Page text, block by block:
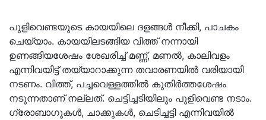
പുളിവെണ്ടയുടെ കായയിലെ ദളങ്ങള്‍ നീക്കി, പാചകം
ചെയ്യാം. കായയിലടങ്ങിയ വിത്ത് നന്നായി
ഉണങ്ങിയശേഷം ശേഖരിച്ച് മണ്ണ്, മണല്‍, കാലിവളം
എന്നിവയിട്ട് തയ്യാറാക്കുന്ന തവാരണയില്‍ വരിയായി
നടണം. വിത്ത്, പച്ചവെള്ളത്തില്‍ കുതിര്‍ത്തശേഷം
നടുന്നതാണ് നല്ലത്. ചെട്ടിച്ചടിയിലും പുളിവെണ്ട നടാം.
ഗ്രോബാഗുകള്‍, ചാക്കുകള്‍, ചെടിച്ചട്ടി എന്നിവയില്‍